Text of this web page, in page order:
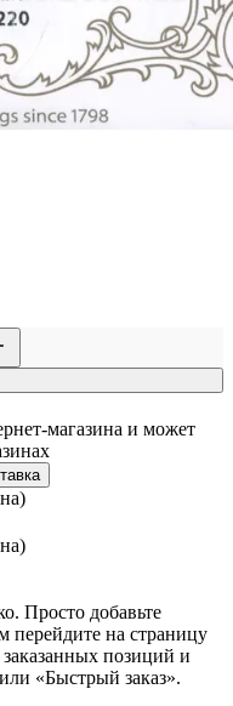
магазина и может
Просто добавьте
перейдите на страницу
позиций и
«Быстрый заказ».